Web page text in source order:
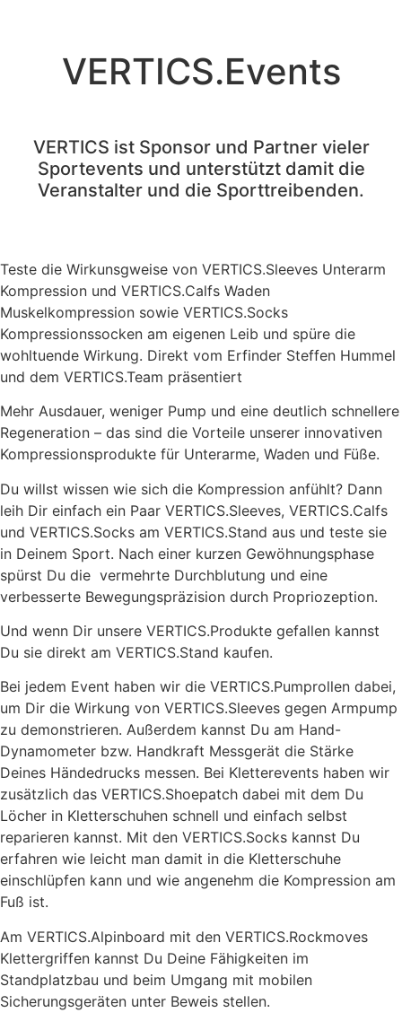
VERTICS.Events
VERTICS ist Sponsor und Partner vieler
Sportevents und unterstützt damit die
Veranstalter und die Sporttreibenden.
Teste die Wirkunsgweise von VERTICS.Sleeves Unterarm
Kompression und VERTICS.Calfs Waden
Muskelkompression sowie VERTICS.Socks
Kompressionssocken am eigenen Leib und spüre die
wohltuende Wirkung. Direkt vom Erfinder Steffen Hummel
und dem VERTICS.Team präsentiert
Mehr Ausdauer, weniger Pump und eine deutlich schnellere
Regeneration – das sind die Vorteile unserer innovativen
Kompressionsprodukte für Unterarme, Waden und Füße.
Du willst wissen wie sich die Kompression anfühlt? Dann
leih Dir einfach ein Paar VERTICS.Sleeves, VERTICS.Calfs
und VERTICS.Socks am VERTICS.Stand aus und teste sie
in Deinem Sport. Nach einer kurzen Gewöhnungsphase
spürst Du die vermehrte Durchblutung und eine
verbesserte Bewegungspräzision durch Propriozeption.
Und wenn Dir unsere VERTICS.Produkte gefallen kannst
Du sie direkt am VERTICS.Stand kaufen.
Bei jedem Event haben wir die VERTICS.Pumprollen dabei,
um Dir die Wirkung von VERTICS.Sleeves gegen Armpump
zu demonstrieren. Außerdem kannst Du am Hand-
Dynamometer bzw. Handkraft Messgerät die Stärke
Deines Händedrucks messen. Bei Kletterevents haben wir
zusätzlich das VERTICS.Shoepatch dabei mit dem Du
Löcher in Kletterschuhen schnell und einfach selbst
reparieren kannst. Mit den VERTICS.Socks kannst Du
erfahren wie leicht man damit in die Kletterschuhe
einschlüpfen kann und wie angenehm die Kompression am
Fuß ist.
Am VERTICS.Alpinboard mit den VERTICS.Rockmoves
Klettergriffen kannst Du Deine Fähigkeiten im
Standplatzbau und beim Umgang mit mobilen
Sicherungsgeräten unter Beweis stellen.